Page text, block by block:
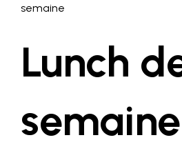
semaine
Lunch
semaine